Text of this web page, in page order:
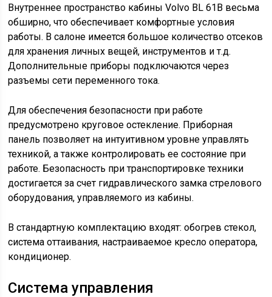
Внутреннее пространство кабины Volvo BL 61B весьма
обширно, что обеспечивает комфортные условия
работы. В салоне имеется большое количество отсеков
для хранения личных вещей, инструментов и т.д.
Дополнительные приборы подключаются через
разъемы сети переменного тока.
Для обеспечения безопасности при работе
предусмотрено круговое остекление. Приборная
панель позволяет на интуитивном уровне управлять
техникой, а также контролировать ее состояние при
работе. Безопасность при транспортировке техники
достигается за счет гидравлического замка стрелового
оборудования, управляемого из кабины.
В стандартную комплектацию входят: обогрев стекол,
система оттаивания, настраиваемое кресло оператора,
кондиционер.
Система управления